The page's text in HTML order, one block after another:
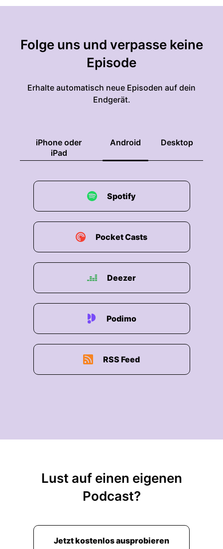
Folge uns und verpasse keine
Episode
Erhalte automatisch neue Episoden auf dein
Endgerät.
iPhone oder
iPad
Android Desktop
Spotify
Pocket Casts
Deezer
Podimo
RSS Feed
Lust auf einen eigenen
Podcast?
Jetzt kostenlos ausprobieren